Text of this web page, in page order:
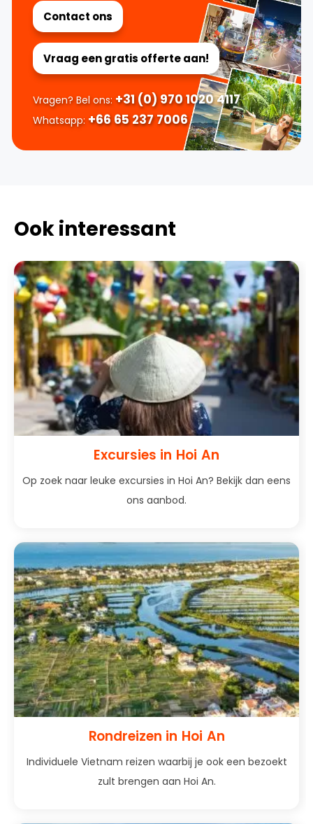
Contact ons
Vraag een gratis offerte aan!
Vragen? Bel ons: +31 (0) 970 1020 4117
Whatsapp: +66 65 237 7006
Ook interessant
Excursies in Hoi An
Op zoek naar leuke excursies in Hoi An? Bekijk dan eens
ons aanbod.
Rondreizen in Hoi An
Individuele Vietnam reizen waarbij je ook een bezoekt
zult brengen aan Hoi An.